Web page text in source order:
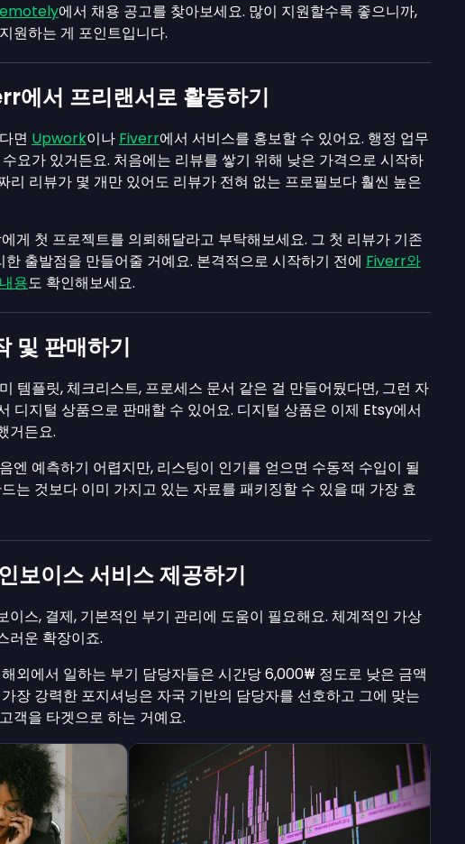
에서 채용 공고를 찾아보세요. 많이 지원할수록 좋으니까,
원하는 게 포인트입니다.
에서 프리랜서로 활동하기
면 Upwork이나 Fiverr에서 서비스를 홍보할 수 있어요. 행정 업무
요가 있거든요. 처음에는 리뷰를 쌓기 위해 낮은 가격으로 시작하
리 리뷰가 몇 개만 있어도 리뷰가 전혀 없는 프로필보다 훨씬 높은
게 첫 프로젝트를 의뢰해달라고 부탁해보세요. 그 첫 리뷰가 기존
출발점을 만들어줄 거예요. 본격적으로 시작하기 전에 Fiverr와
용도 확인해보세요.
및 판매하기
템플릿, 체크리스트, 프로세스 문서 같은 걸 만들어뒀다면, 그런 자
디지털 상품으로 판매할 수 있어요. 디지털 상품은 이제 Etsy에서
거든요.
엔 예측하기 어렵지만, 리스팅이 인기를 얻으면 수동적 수입이 될
는 것보다 이미 가지고 있는 자료를 패키징할 수 있을 때 가장 효
보이스 서비스 제공하기
이스, 결제, 기본적인 부기 관리에 도움이 필요해요. 체계적인 가상
러운 확장이죠.
외에서 일하는 부기 담당자들은 시간당 6,000₩ 정도로 낮은 금액
장 강력한 포지셔닝은 자국 기반의 담당자를 선호하고 그에 맞는
객을 타겟으로 하는 거예요.